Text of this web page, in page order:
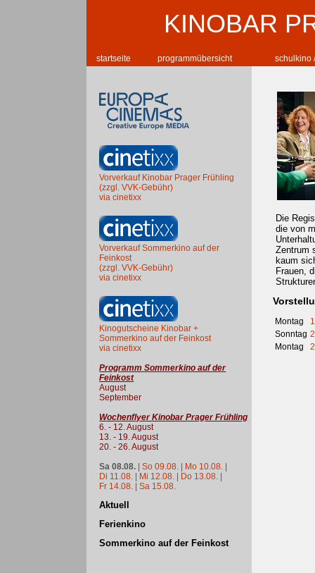
KINOBAR
startseite programmübersicht schulkino
Vorverkauf Kinobar Prager Frühling
(zzgl. VVK-Gebühr)
via cinetixx
Vorverkauf Sommerkino auf der
Feinkost
(zzgl. VVK-Gebühr)
via cinetixx
Kinogutscheine Kinobar +
Sommerkino auf der Feinkost
via cinetixx
Programm Sommerkino auf der
Feinkost
August
September
Wochenflyer Kinobar Prager Frühling
6. - 12. August
13. - 19. August
20. - 26. August
Sa 08.08. |So 09.08. | Mo 10.08. |
Di 11.08. | Mi 12.08. | Do 13.08. |
Fr 14.08. |Sa 15.08.
Aktuell
Ferienkino
Sommerkino auf der Feinkost
Die
die von
Zentrum
kaum
Frauen,
Montag
Sonntag
Montag